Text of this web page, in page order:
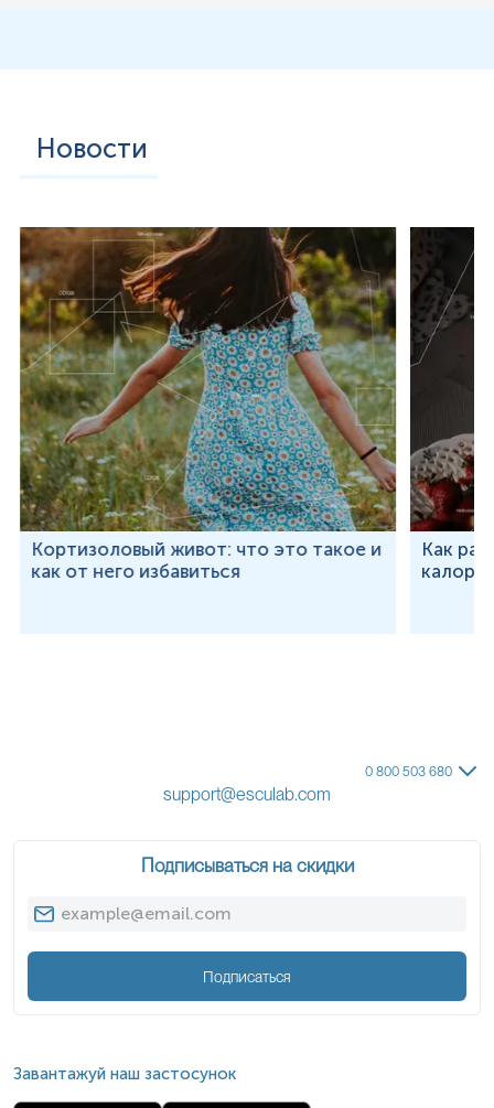
Новости
Кортизоловый живот: что это такое и
как от него избавиться
Как
0 800 503 680
support@esculab.com
Подписываться на скидки
Подписаться
Завантажуй наш застосунок